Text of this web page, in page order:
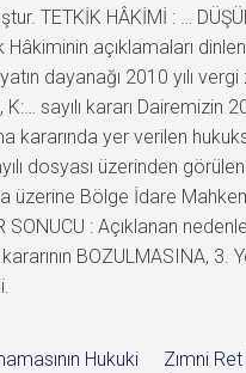
TETKİK HÂKİMİ : …
açıklamaları
dayanağı 2010 yılı vergi
sayılı kararı
kararında yer verilen
dosyası üzerinden
üzerine Bölge İdare
: Açıklanan
BOZULMASINA, 3.
Hukuki
Zımni